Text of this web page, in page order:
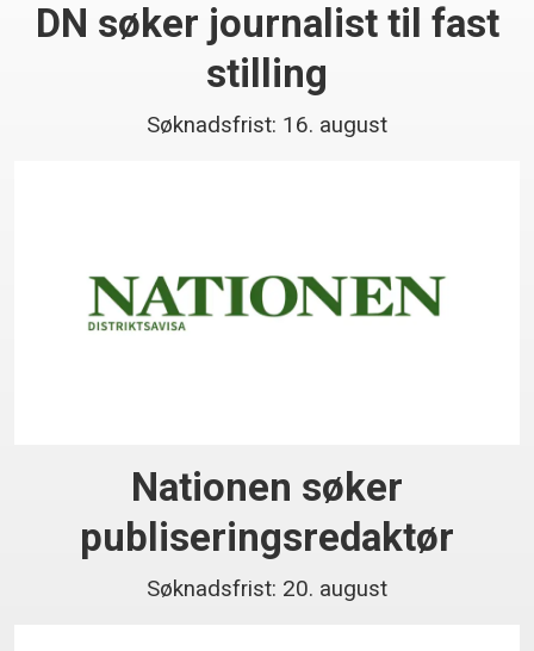
DN søker journalist til fast
stilling
Søknadsfrist: 16. august
Nationen søker
publiseringsredaktør
Søknadsfrist: 20. august